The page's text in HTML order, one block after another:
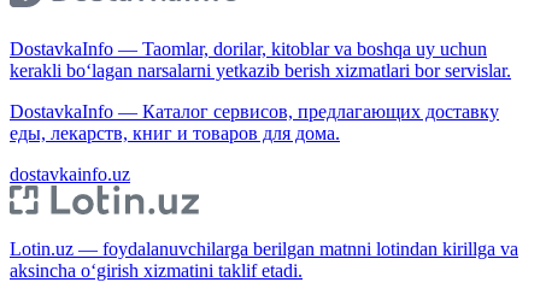
DostavkaInfo — Taomlar, dorilar, kitoblar va boshqa uy uchun
kerakli bo‘lagan narsalarni yetkazib berish xizmatlari bor servislar.
DostavkaInfo — Каталог сервисов, предлагающих доставку
еды, лекарств, книг и товаров для дома.
dostavkainfo.uz
Lotin.uz — foydalanuvchilarga berilgan matnni lotindan kirillga va
aksincha o‘girish xizmatini taklif etadi.